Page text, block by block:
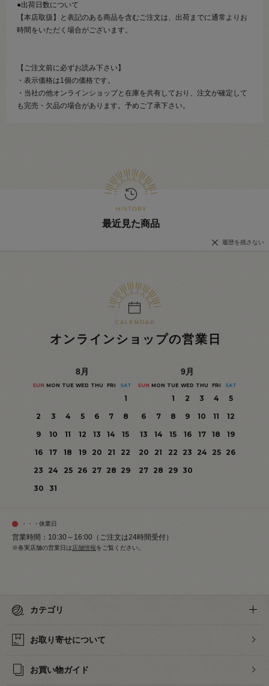
●出荷日数について
【本店取扱】と表記のある商品を含むご注文は、出荷までに通常よりお
時間をいただく場合がございます。
【ご注文前に必ずお読み下さい】
・表示価格は1個の価格です。
・当社の他オンラインショップと在庫を共有しており、注文が確定して
も完売・欠品の場合があります。予めご了承下さい。
最近見た商品
履歴を残さない
オンラインショップの営業日
8月
SUN MON TUE WED THU FRI SAT
1
2
3 4 5 6 7
8
9
10 11 12 13 14
15
16
17 18 19 20 21
22
23
24 25 26 27 28 29
30
31
9月
SUN MON TUE WED THU FRI SAT
1 2 3 4
5
6
7 8 9 10 11
12
13
14 15 16 17 18
19
20
21 22 23 24 25
26
27 28 29 30
・・・休業日
営業時間：10:30～16:00（ご注文は24時間受付）
※各実店舗の営業日は 店舗情報をご覧ください。
カテゴリ
お取り寄せについて
お買い物ガイド